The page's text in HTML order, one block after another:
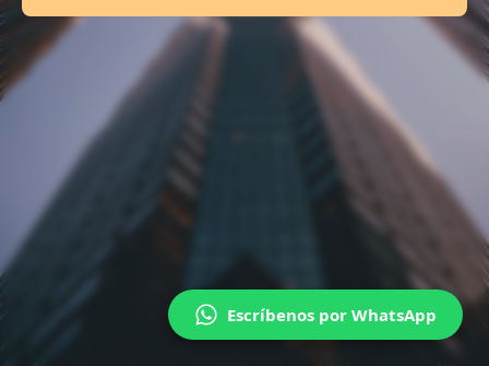
Escríbenos por WhatsApp